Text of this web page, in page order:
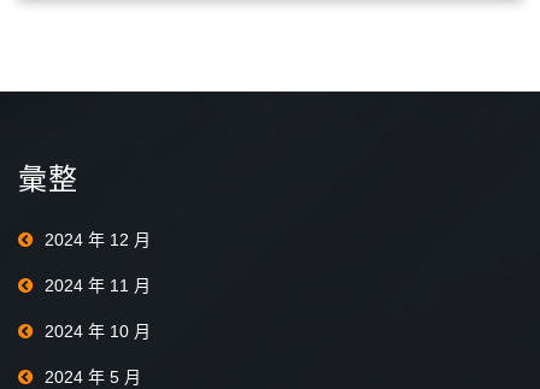
彙整
2024 年 12 月
2024 年 11 月
2024 年 10 月
2024 年 5 月